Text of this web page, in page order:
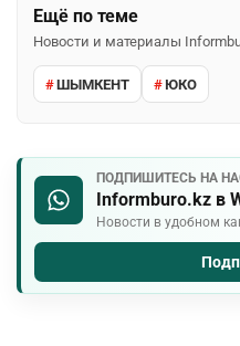
Ещё по теме
Новости и материалы
ШЫМКЕНТ ЮКО
ПОДПИШИТЕСЬ НА
Informburo.kz в
Новости в удобном